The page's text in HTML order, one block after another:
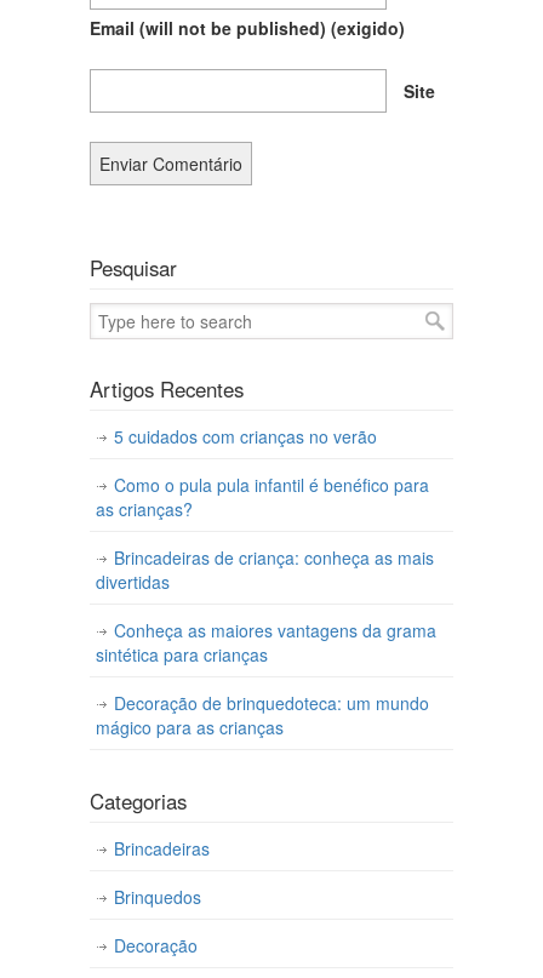
Email (will not be published) (exigido)
Site
Pesquisar
Artigos Recentes
5 cuidados com crianças no verão
Como o pula pula infantil é benéfico para
as crianças?
Brincadeiras de criança: conheça as mais
divertidas
Conheça as maiores vantagens da grama
sintética para crianças
Decoração de brinquedoteca: um mundo
mágico para as crianças
Categorias
Brincadeiras
Brinquedos
Decoração